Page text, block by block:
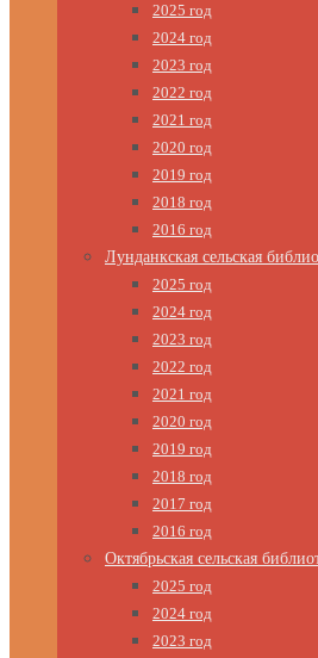
2025 год
2024 год
2023 год
2022 год
2021 год
2020 год
2019 год
2018 год
2016 год
Лунданкская сельская
2025 год
2024 год
2023 год
2022 год
2021 год
2020 год
2019 год
2018 год
2017 год
2016 год
Октябрьская сельская
2025 год
2024 год
2023 год